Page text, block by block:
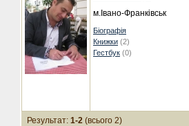
м.Івано-Франківськ
Біографія
Книжки (2)
Гестбук (0)
Результат: 1-2 (всього 2)